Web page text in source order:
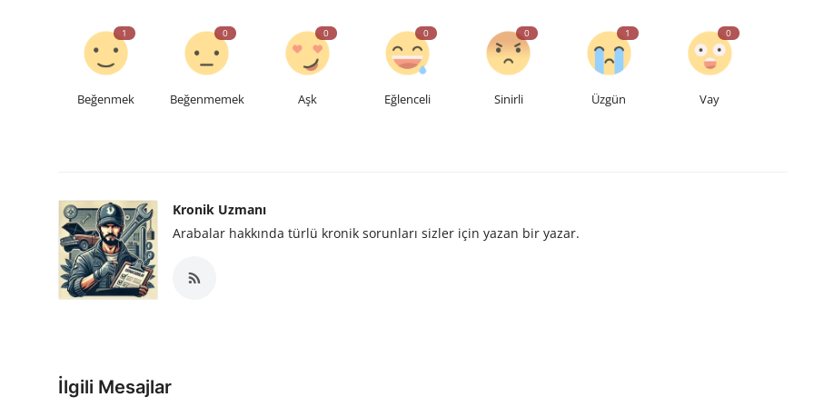
1
Beğenmek
0
Beğenmemek
0
Aşk
0
Eğlenceli
0
Sinirli
1
Üzgün
0
Vay
Kronik Uzmanı
Arabalar hakkında türlü kronik sorunları sizler için yazan bir yazar.
İlgili Mesajlar